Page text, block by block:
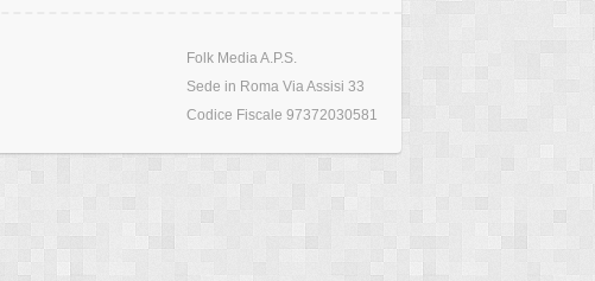
Folk Media A.P.S.
Sede in Roma Via Assisi 33
Codice Fiscale 97372030581